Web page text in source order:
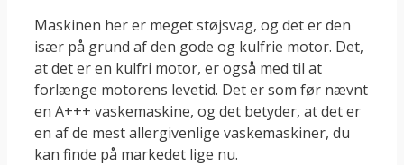
Maskinen her er meget støjsvag, og det er den
især på grund af den gode og kulfrie motor. Det,
at det er en kulfri motor, er også med til at
forlænge motorens levetid. Det er som før nævnt
en A+++ vaskemaskine, og det betyder, at det er
en af de mest allergivenlige vaskemaskiner, du
kan finde på markedet lige nu.